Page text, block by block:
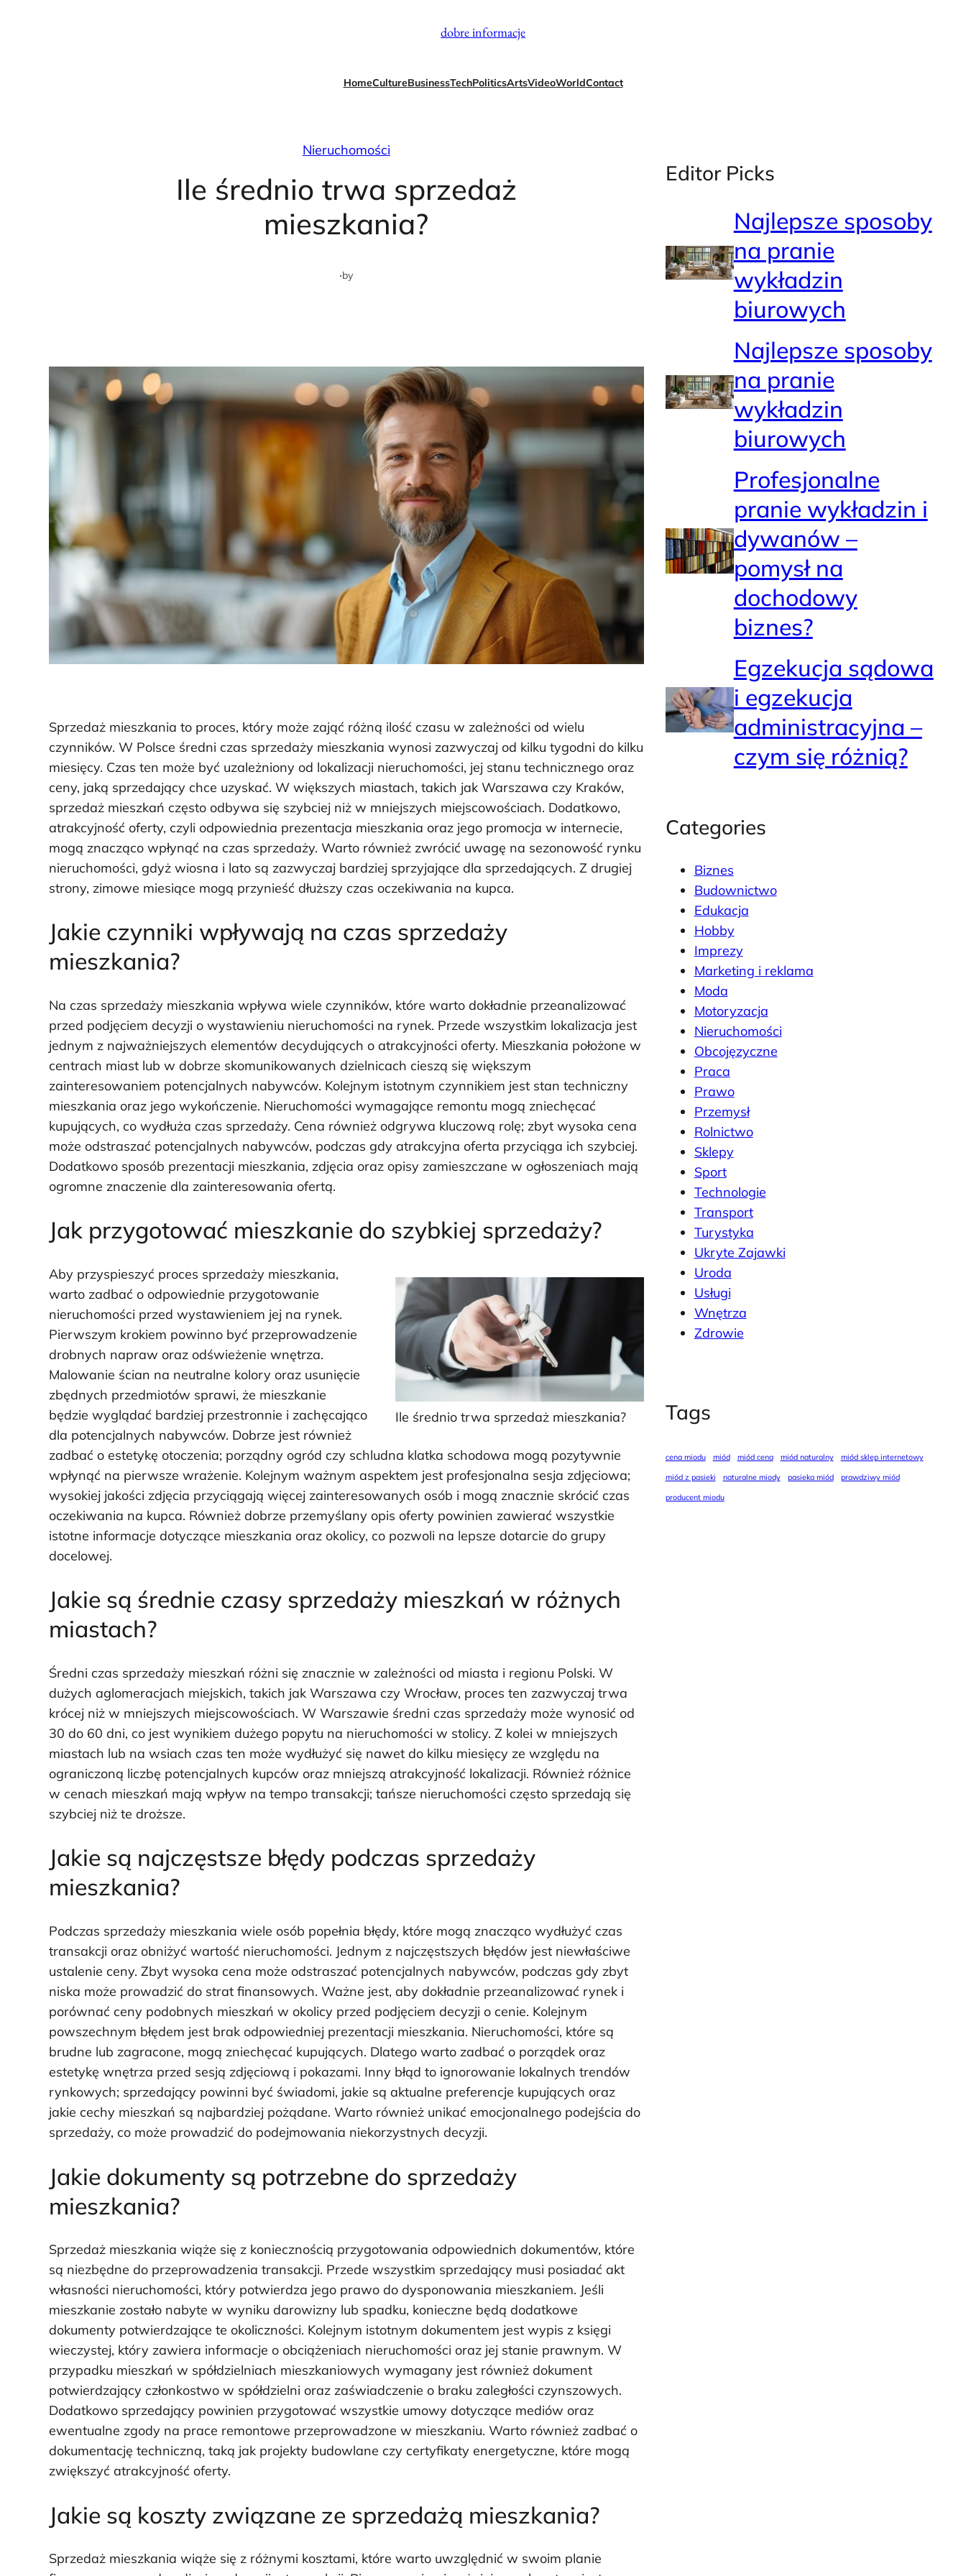
dobre informacje
HomeCultureBusinessTechPoliticsArtsVideoWorldContact
Nieruchomości
Ile średnio trwa sprzedaż
mieszkania?
·by
Sprzedaż mieszkania to proces, który może zająć różną ilość czasu w zależności od wielu
czynników. W Polsce średni czas sprzedaży mieszkania wynosi zazwyczaj od kilku tygodni do kilku
miesięcy. Czas ten może być uzależniony od lokalizacji nieruchomości, jej stanu technicznego oraz
ceny, jaką sprzedający chce uzyskać. W większych miastach, takich jak Warszawa czy Kraków,
sprzedaż mieszkań często odbywa się szybciej niż w mniejszych miejscowościach. Dodatkowo,
atrakcyjność oferty, czyli odpowiednia prezentacja mieszkania oraz jego promocja w internecie,
mogą znacząco wpłynąć na czas sprzedaży. Warto również zwrócić uwagę na sezonowość rynku
nieruchomości, gdyż wiosna i lato są zazwyczaj bardziej sprzyjające dla sprzedających. Z drugiej
strony, zimowe miesiące mogą przynieść dłuższy czas oczekiwania na kupca.
Jakie czynniki wpływają na czas sprzedaży
mieszkania?
Na czas sprzedaży mieszkania wpływa wiele czynników, które warto dokładnie przeanalizować
przed podjęciem decyzji o wystawieniu nieruchomości na rynek. Przede wszystkim lokalizacja jest
jednym z najważniejszych elementów decydujących o atrakcyjności oferty. Mieszkania położone w
centrach miast lub w dobrze skomunikowanych dzielnicach cieszą się większym
zainteresowaniem potencjalnych nabywców. Kolejnym istotnym czynnikiem jest stan techniczny
mieszkania oraz jego wykończenie. Nieruchomości wymagające remontu mogą zniechęcać
kupujących, co wydłuża czas sprzedaży. Cena również odgrywa kluczową rolę; zbyt wysoka cena
może odstraszać potencjalnych nabywców, podczas gdy atrakcyjna oferta przyciąga ich szybciej.
Dodatkowo sposób prezentacji mieszkania, zdjęcia oraz opisy zamieszczane w ogłoszeniach mają
ogromne znaczenie dla zainteresowania ofertą.
Jak przygotować mieszkanie do szybkiej sprzedaży?
Ile średnio trwa sprzedaż mieszkania?
Aby przyspieszyć proces sprzedaży mieszkania,
warto zadbać o odpowiednie przygotowanie
nieruchomości przed wystawieniem jej na rynek.
Pierwszym krokiem powinno być przeprowadzenie
drobnych napraw oraz odświeżenie wnętrza.
Malowanie ścian na neutralne kolory oraz usunięcie
zbędnych przedmiotów sprawi, że mieszkanie
będzie wyglądać bardziej przestronnie i zachęcająco
dla potencjalnych nabywców. Dobrze jest również
zadbać o estetykę otoczenia; porządny ogród czy schludna klatka schodowa mogą pozytywnie
wpłynąć na pierwsze wrażenie. Kolejnym ważnym aspektem jest profesjonalna sesja zdjęciowa;
wysokiej jakości zdjęcia przyciągają więcej zainteresowanych osób i mogą znacznie skrócić czas
oczekiwania na kupca. Również dobrze przemyślany opis oferty powinien zawierać wszystkie
istotne informacje dotyczące mieszkania oraz okolicy, co pozwoli na lepsze dotarcie do grupy
docelowej.
Jakie są średnie czasy sprzedaży mieszkań w różnych
miastach?
Średni czas sprzedaży mieszkań różni się znacznie w zależności od miasta i regionu Polski. W
dużych aglomeracjach miejskich, takich jak Warszawa czy Wrocław, proces ten zazwyczaj trwa
krócej niż w mniejszych miejscowościach. W Warszawie średni czas sprzedaży może wynosić od
30 do 60 dni, co jest wynikiem dużego popytu na nieruchomości w stolicy. Z kolei w mniejszych
miastach lub na wsiach czas ten może wydłużyć się nawet do kilku miesięcy ze względu na
ograniczoną liczbę potencjalnych kupców oraz mniejszą atrakcyjność lokalizacji. Również różnice
w cenach mieszkań mają wpływ na tempo transakcji; tańsze nieruchomości często sprzedają się
szybciej niż te droższe.
Jakie są najczęstsze błędy podczas sprzedaży
mieszkania?
Podczas sprzedaży mieszkania wiele osób popełnia błędy, które mogą znacząco wydłużyć czas
transakcji oraz obniżyć wartość nieruchomości. Jednym z najczęstszych błędów jest niewłaściwe
ustalenie ceny. Zbyt wysoka cena może odstraszać potencjalnych nabywców, podczas gdy zbyt
niska może prowadzić do strat finansowych. Ważne jest, aby dokładnie przeanalizować rynek i
porównać ceny podobnych mieszkań w okolicy przed podjęciem decyzji o cenie. Kolejnym
powszechnym błędem jest brak odpowiedniej prezentacji mieszkania. Nieruchomości, które są
brudne lub zagracone, mogą zniechęcać kupujących. Dlatego warto zadbać o porządek oraz
estetykę wnętrza przed sesją zdjęciową i pokazami. Inny błąd to ignorowanie lokalnych trendów
rynkowych; sprzedający powinni być świadomi, jakie są aktualne preferencje kupujących oraz
jakie cechy mieszkań są najbardziej pożądane. Warto również unikać emocjonalnego podejścia do
sprzedaży, co może prowadzić do podejmowania niekorzystnych decyzji.
Jakie dokumenty są potrzebne do sprzedaży
mieszkania?
Sprzedaż mieszkania wiąże się z koniecznością przygotowania odpowiednich dokumentów, które
są niezbędne do przeprowadzenia transakcji. Przede wszystkim sprzedający musi posiadać akt
własności nieruchomości, który potwierdza jego prawo do dysponowania mieszkaniem. Jeśli
mieszkanie zostało nabyte w wyniku darowizny lub spadku, konieczne będą dodatkowe
dokumenty potwierdzające te okoliczności. Kolejnym istotnym dokumentem jest wypis z księgi
wieczystej, który zawiera informacje o obciążeniach nieruchomości oraz jej stanie prawnym. W
przypadku mieszkań w spółdzielniach mieszkaniowych wymagany jest również dokument
potwierdzający członkostwo w spółdzielni oraz zaświadczenie o braku zaległości czynszowych.
Dodatkowo sprzedający powinien przygotować wszystkie umowy dotyczące mediów oraz
ewentualne zgody na prace remontowe przeprowadzone w mieszkaniu. Warto również zadbać o
dokumentację techniczną, taką jak projekty budowlane czy certyfikaty energetyczne, które mogą
zwiększyć atrakcyjność oferty.
Jakie są koszty związane ze sprzedażą mieszkania?
Sprzedaż mieszkania wiąże się z różnymi kosztami, które warto uwzględnić w swoim planie
Editor Picks
Najlepsze sposoby
na pranie
wykładzin
biurowych
Najlepsze sposoby
na pranie
wykładzin
biurowych
Profesjonalne
pranie wykładzin i
dywanów –
pomysł na
dochodowy
biznes?
Egzekucja sądowa
i egzekucja
administracyjna –
czym się różnią?
Categories
Biznes
Budownictwo
Edukacja
Hobby
Imprezy
Marketing i reklama
Moda
Motoryzacja
Nieruchomości
Obcojęzyczne
Praca
Prawo
Przemysł
Rolnictwo
Sklepy
Sport
Technologie
Transport
Turystyka
Ukryte Zajawki
Uroda
Usługi
Wnętrza
Zdrowie
Tags
cena miodu miód miód cena miód naturalny
miód sklep internetowy
miód z pasieki
naturalne miody pasieka miód
prawdziwy miód
producent miodu